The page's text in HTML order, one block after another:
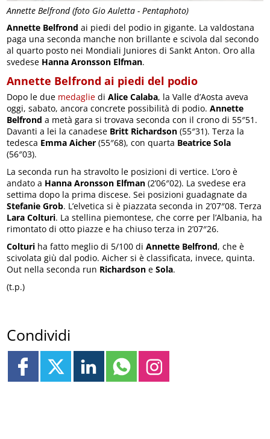
Annette Belfrond (foto Gio Auletta - Pentaphoto)
Annette Belfrond ai piedi del podio in gigante. La valdostana
paga una seconda manche non brillante e scivola dal secondo
al quarto posto nei Mondiali Juniores di Sankt Anton. Oro alla
svedese Hanna Aronsson Elfman.
Annette Belfrond ai piedi del podio
Dopo le due medaglie diAlice Calaba, la Valle d’Aosta aveva
oggi, sabato, ancora concrete possibilità di podio. Annette
Belfrond a metà gara si trovava seconda con il crono di 55″51.
Davanti a lei la canadese Britt Richardson (55″31). Terza la
tedesca Emma Aicher (55″68), con quarta Beatrice Sola
(56″03).
La seconda run ha stravolto le posizioni di vertice. L’oro è
andato a Hanna Aronsson Elfman (2’06″02). La svedese era
settima dopo la prima discese. Sei posizioni guadagnate da
Stefanie Grob. L’elvetica si è piazzata seconda in 2’07″08. Terza
Lara Colturi. La stellina piemontese, che corre per l’Albania, ha
rimontato di otto piazze e ha chiuso terza in 2’07″26.
Colturi ha fatto meglio di 5/100 diAnnette Belfrond, che è
scivolata giù dal podio. Aicher si è classificata, invece, quinta.
Out nella seconda run Richardson eSola.
(t.p.)
Condividi